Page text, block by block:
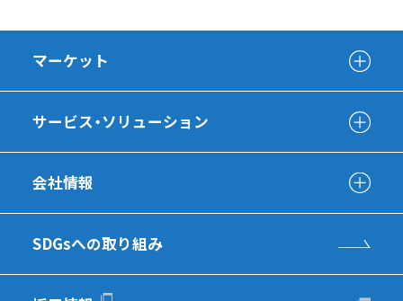
マーケット
サービス・ソリューション
会社情報
SDGsへの取り組み